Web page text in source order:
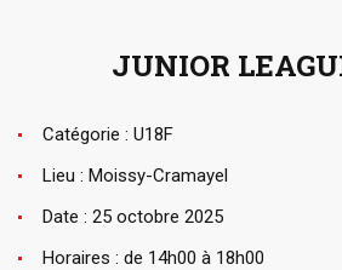
JUNIOR
Catégorie : U18F
Lieu : Moissy-Cramayel
Date : 25 octobre 2025
Horaires : de 14h00 à 18h00